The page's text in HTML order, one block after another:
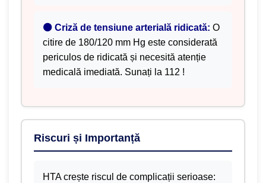
⚫ Criză de tensiune arterială ridicată: O
citire de 180/120 mm Hg este considerată
periculos de ridicată și necesită atenție
medicală imediată. Sunați la 112 !
Riscuri și Importanță
HTA crește riscul de complicații serioase: